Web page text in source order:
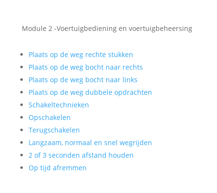
Module 2 -Voertuigbediening en voertuigbeheersing
Plaats op de weg rechte stukken
Plaats op de weg bocht naar rechts
Plaats op de weg bocht naar links
Plaats op de weg dubbele opdrachten
Schakeltechnieken
Opschakelen
Terugschakelen
Langzaam, normaal en snel wegrijden
2 of 3 seconden afstand houden
Op tijd afremmen